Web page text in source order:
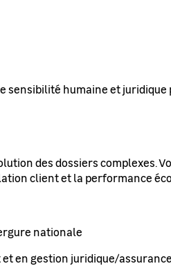
sensibilité humaine et
des dossiers complexes.
client et la performance
nationale
en gestion juridique/